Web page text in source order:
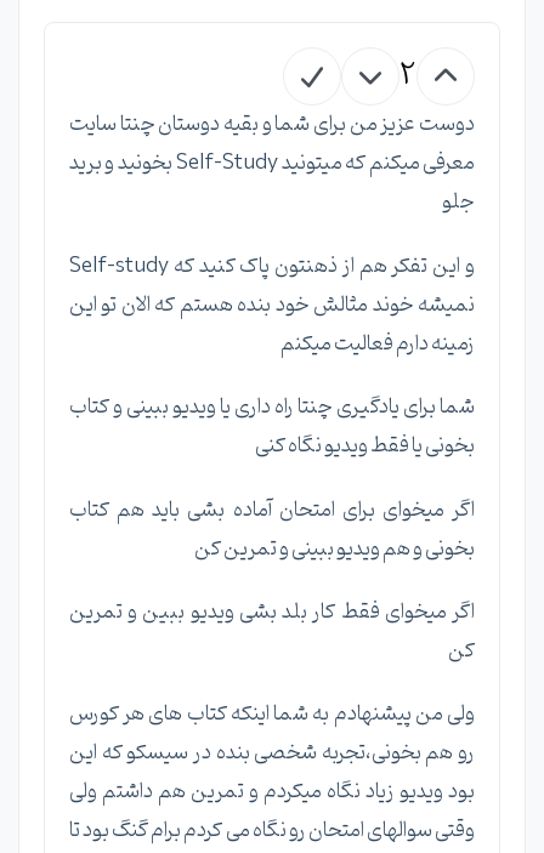
2
دوست عزیز من برای شما و بقیه دوستان چنتا سایت
معرفی میکنم که میتونید Self-Study بخونید و برید
جلو
و این تفکر هم از ذهنتون پاک کنید که Self-study
نمیشه خوند مثالش خود بنده هستم که الان تو این
زمینه دارم فعالیت میکنم
شما برای یادگیری چنتا راه داری یا ویدیو ببینی و کتاب
بخونی یا فقط ویدیو نگاه کنی
اگر میخوای برای امتحان آماده بشی باید هم کتاب
بخونی و هم ویدیو ببینی و تمرین کن
اگر میخوای فقط کار بلد بشی ویدیو ببین و تمرین
کن
ولی من پیشنهادم به شما اینکه کتاب های هر کورس
رو هم بخونی،تجربه شخصی بنده در سیسکو که این
بود ویدیو زیاد نگاه میکردم و تمرین هم داشتم ولی
وقتی سوالهای امتحان رو نگاه می کردم برام گنگ بود تا